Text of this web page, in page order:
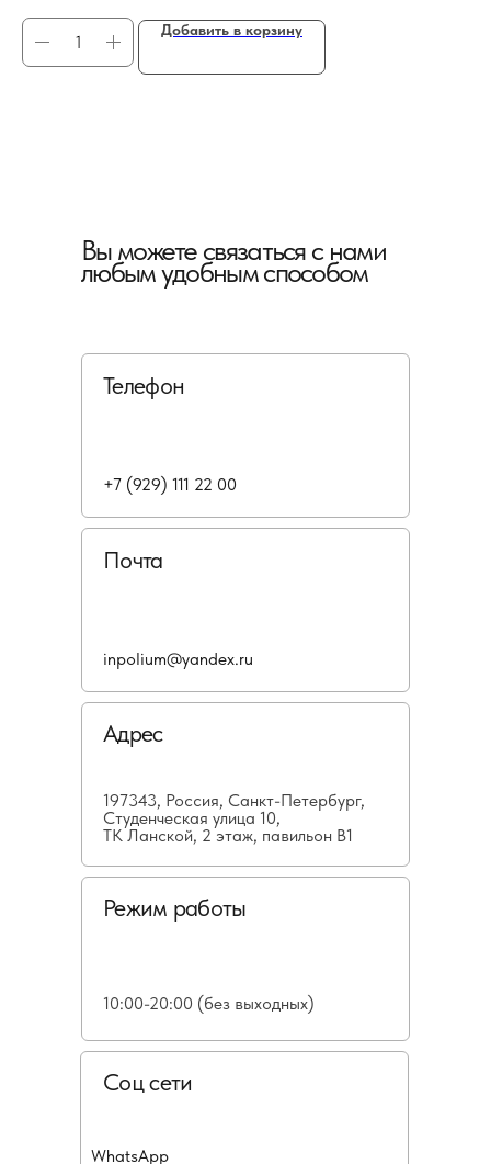
Добавить в корзину
Вы можете связаться с нами
любым удобным способом
Телефон
Почта
Адрес
197343, Россия, Санкт-Петербург,
Студенческая улица 10,
ТК Ланской, 2 этаж, павильон В1
Режим работы
10:00-20:00 (без выходных)
Соц сети
+7 (929) 111 22 00
inpolium@yandex.ru
WhatsApp